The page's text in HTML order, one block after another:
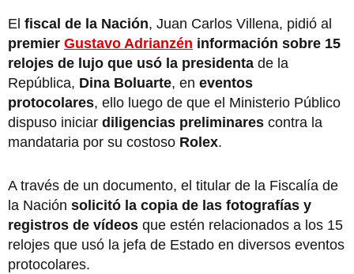
El fiscal de la Nación, Juan Carlos Villena, pidió al
premier Gustavo Adrianzén información sobre 15
relojes de lujo que usó la presidenta de la
República, Dina Boluarte, en eventos
protocolares, ello luego de que el Ministerio Público
dispuso iniciar diligencias preliminares contra la
mandataria por su costoso Rolex.
A través de un documento, el titular de la Fiscalía de
la Nación solicitó la copia de las fotografías y
registros de vídeos que estén relacionados a los 15
relojes que usó la jefa de Estado en diversos eventos
protocolares.